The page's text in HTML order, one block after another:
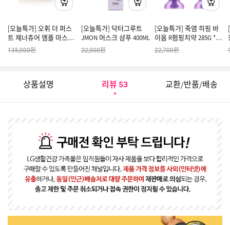
[오늘특가] 오휘 더 퍼스
트 제너츄어 앰플 마스크
기획세트
135,000원
[오늘특가] 닥터그루트
JMON 머스크 샴푸 400ML
22,000원
[오늘특가] 죽염 히핑 바
이옴 R펌핑치약 285G *2
개
22,700원
상품설명 리뷰 53 교환/반품/배송